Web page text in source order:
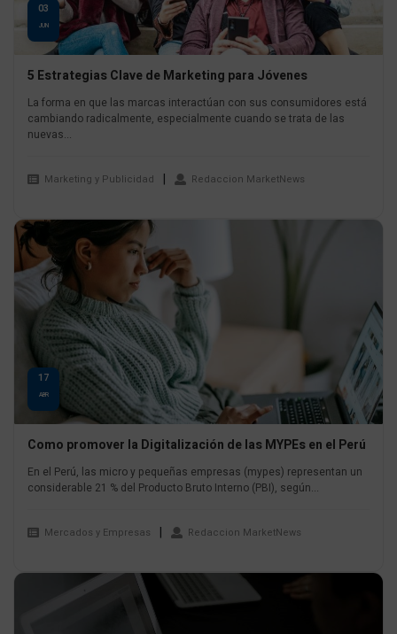
03
JUN
5 Estrategias Clave de Marketing para Jóvenes
La forma en que las marcas interactúan con sus consumidores está
cambiando radicalmente, especialmente cuando se trata de las
nuevas...
Marketing y Publicidad Redaccion MarketNews
17
ABR
Como promover la Digitalización de las MYPEs en el Perú
En el Perú, las micro y pequeñas empresas (mypes) representan un
considerable 21 % del Producto Bruto Interno (PBI), según...
Mercados y Empresas Redaccion MarketNews